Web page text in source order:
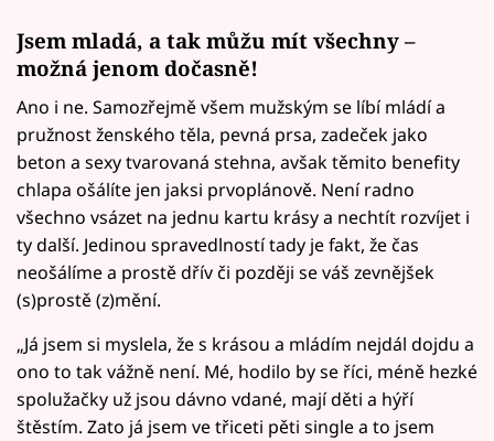
Jsem mladá, a tak můžu mít všechny –
možná jenom dočasně!
Ano i ne. Samozřejmě všem mužským se líbí mládí a
pružnost ženského těla, pevná prsa, zadeček jako
beton a sexy tvarovaná stehna, avšak těmito benefity
chlapa ošálíte jen jaksi prvoplánově. Není radno
všechno vsázet na jednu kartu krásy a nechtít rozvíjet i
ty další. Jedinou spravedlností tady je fakt, že čas
neošálíme a prostě dřív či později se váš zevnějšek
(s)prostě (z)mění.
„Já jsem si myslela, že s krásou a mládím nejdál dojdu a
ono to tak vážně není. Mé, hodilo by se říci, méně hezké
spolužačky už jsou dávno vdané, mají děti a hýří
štěstím. Zato já jsem ve třiceti pěti single a to jsem